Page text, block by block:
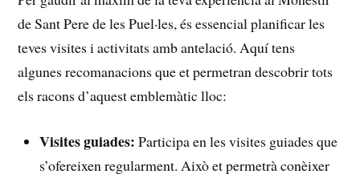
de Sant Pere de les Puel·les, és essencial planificar les
teves visites i⁢ activitats amb antelació. Aquí ‌tens
algunes recomanacions ‌que et permetran descobrir tots
els ⁢racons d’aquest⁤ emblemàtic lloc:
Visites guiades: Participa en les ‌visites guiades⁣ que
s’ofereixen regularment. Això et⁤ permetrà conèixer⁤